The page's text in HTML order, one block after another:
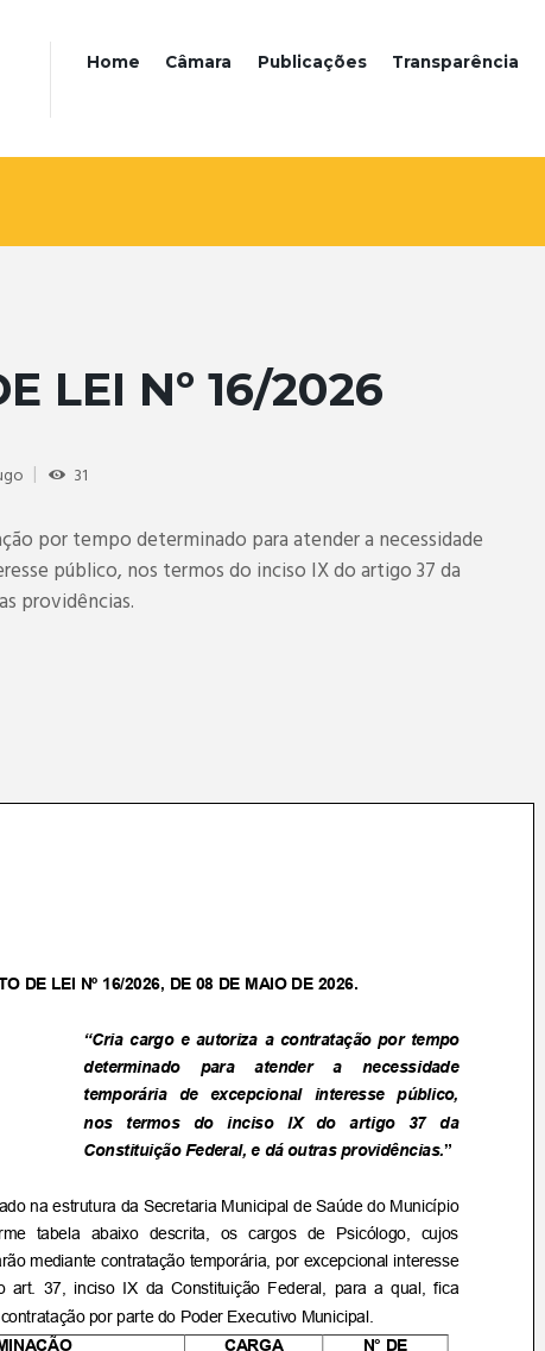
Home Câmara Publicações Transparência
LEI Nº 16/2026
31
por tempo determinado para atender a necessidade
público, nos termos do inciso IX do artigo 37 da
providências.